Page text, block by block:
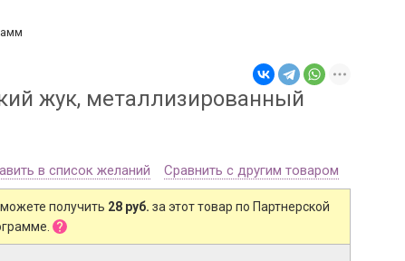
жук, металлизированный
в список желаний Сравнить с другим товаром
получить 28 руб. за этот товар по Партнерской